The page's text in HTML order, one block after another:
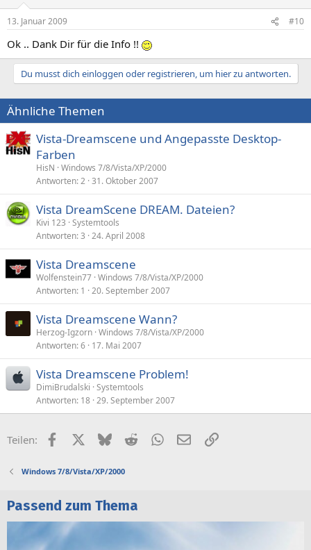
13. Januar 2009 #10
Ok .. Dank Dir für die Info !!
Du musst dich einloggen oder registrieren, um hier zu antworten.
Ähnliche Themen
Vista-Dreamscene und Angepasste Desktop-
Farben
HisN Windows 7/8/Vista/XP/2000
Antworten 2 31. Oktober 2007
Vista DreamScene DREAM. Dateien?
Kivi 123 Systemtools
Antworten 3 24. April 2008
Vista Dreamscene
Wolfenstein77 Windows 7/8/Vista/XP/2000
Antworten 1 20. September 2007
Vista Dreamscene Wann?
Herzog-Igzorn Windows 7/8/Vista/XP/2000
Antworten 6 17. Mai 2007
Vista Dreamscene Problem!
DimiBrudalski Systemtools
Antworten 18 29. September 2007
Teilen: FacebookX (Twitter)
BlueskyRedditWhatsApp
E-MailLink
Windows 7/8/Vista/XP/2000
Passend zum Thema